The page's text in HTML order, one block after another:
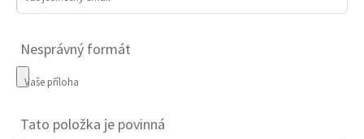
Nesprávný formát
Vaše příloha
Tato položka je povinná